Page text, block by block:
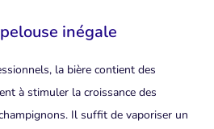
inégale
la bière contient des
à stimuler la croissance des
Il suffit de vaporiser un